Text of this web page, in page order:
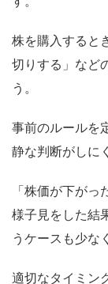
株を購入すると
切りする」など
う。
事前のルールを
静な判断がしに
「株価が下が
様子見をした結
うケースも少な
適切なタイミン